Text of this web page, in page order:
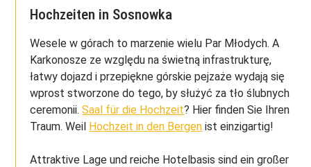
Hochzeiten in Sosnowka
Wesele w górach to marzenie wielu Par Młodych. A
Karkonosze ze względu na świetną infrastrukturę,
łatwy dojazd i przepiękne górskie pejzaże wydają się
wprost stworzone do tego, by służyć za tło ślubnych
ceremonii.Saal für die Hochzeit? Hier finden Sie Ihren
Traum. Weil Hochzeit in den Bergen ist einzigartig!
Attraktive Lage und reiche Hotelbasis sind ein großer